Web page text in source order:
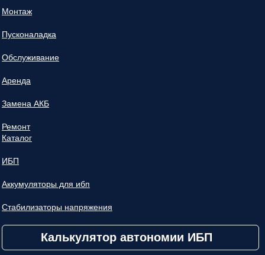
Монтаж
Пусконаладка
Обслуживание
Аренда
Замена АКБ
Ремонт
Каталог
ИБП
Аккумуляторы для ибп
Стабилизаторы напряжения
Калькулятор автономии ИБП